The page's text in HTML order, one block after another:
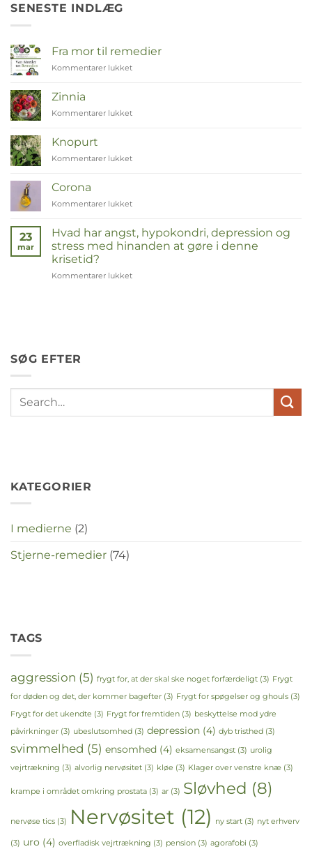
SENESTE INDLÆG
Fra mor til remedier
Kommentarer lukket
Zinnia
Kommentarer lukket
Knopurt
Kommentarer lukket
Corona
Kommentarer lukket
23
mar
Hvad har angst, hypokondri, depression og
stress med hinanden at gøre i denne
krisetid?
Kommentarer lukket
in
SØG EFTER
KATEGORIER
I medierne (2)
Stjerne-remedier (74)
TAGS
aggression (5) frygt for, at der skal ske noget forfærdeligt (3) Frygt
for døden og det, der kommer bagefter (3) Frygt for spøgelser og ghouls (3)
Frygt for det ukendte (3) Frygt for fremtiden (3) beskyttelse mod ydre
påvirkninger (3) ubeslutsomhed (3) depression (4) dyb tristhed (3)
svimmelhed (5) ensomhed (4) eksamensangst (3) urolig
vejrtrækning (3) alvorlig nervøsitet (3) kløe (3) Klager over venstre knæ (3)
krampe i området omkring prostata (3) ar (3) Sløvhed (8)
nervøse tics (3) Nervøsitet (12) ny start (3) nyt erhverv
(3) uro (4) overfladisk vejrtrækning (3) pension (3) agorafobi (3)